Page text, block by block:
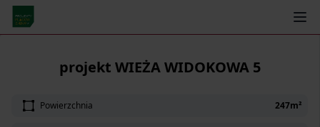
projekt WIEŻA WIDOKOWA 5
← Powrót
Powierzchnia 247m²